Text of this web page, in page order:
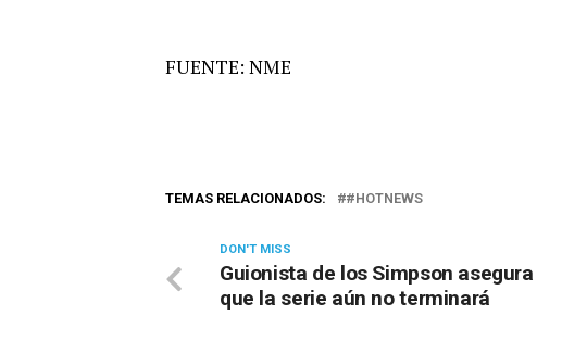
FUENTE: NME
TEMAS RELACIONADOS: #HOTNEWS
DON'T MISS
Guionista de los Simpson asegura
que la serie aún no terminará